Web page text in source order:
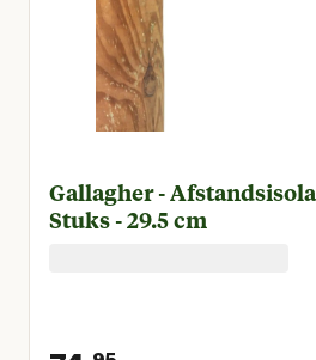
Gallagher -
Stuks - 29.5 cm